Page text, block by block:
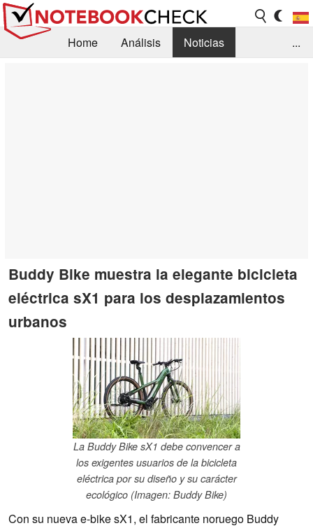
Home Análisis
Noticias
...
Buddy Bike muestra la elegante bicicleta
eléctrica sX1 para los desplazamientos
urbanos
La Buddy Bike sX1 debe convencer a
los exigentes usuarios de la bicicleta
eléctrica por su diseño y su carácter
ecológico (Imagen: Buddy Bike)
Con su nueva e-bike sX1, el fabricante noruego Buddy